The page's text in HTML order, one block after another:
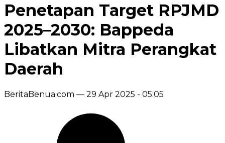
Penetapan Target RPJMD
2025–2030: Bappeda
Libatkan Mitra Perangkat
Daerah
BeritaBenua.com — 29 Apr 2025 - 05:05